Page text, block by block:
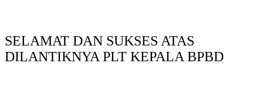
SELAMAT DAN SUKSES ATAS
DILANTIKNYA PLT KEPALA BPBD